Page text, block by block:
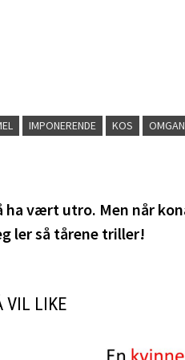
IMPONERENDE KOS
ha vært utro. Men når
ler så tårene triller!
VIL LIKE